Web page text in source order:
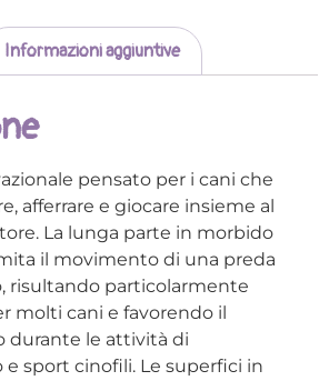
Informazioni aggiuntive
pensato per i cani che
afferrare e giocare insieme al
La lunga parte in morbido
il movimento di una preda
risultando particolarmente
molti cani e favorendo il
durante le attività di
sport cinofili. Le superfici in